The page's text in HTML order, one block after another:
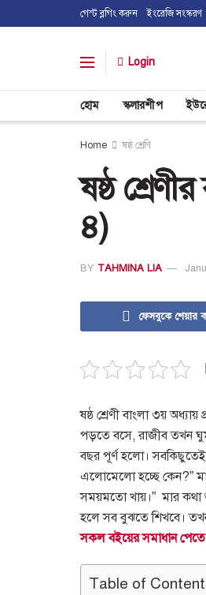
গেস্ট ব্লগিং করুন ইংরেজি সংস্করণ
Login
হোম স্কলারশীপ
Home ষষ্ঠ শ্রেণি
ষষ্ঠ
৪)
BY TAHMINA LIA
ফেসবুকে শেয়ার
ষষ্ঠ শ্রেণী ­বাংলা ৩য়
পড়তে বসে, রাজীব তখন
বছর পূর্ণ হলো।
এলোমেলো হচ্ছে কেন?”
সময়মতো খায়।”মার কথা
হলে সব বুঝতে শিখবে।
সকল বইয়ের সমাধান
Table of